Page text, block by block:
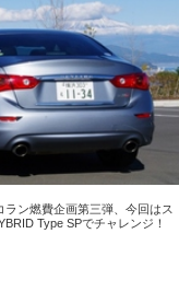
ラン燃費企画第三弾、今回はス
Type SPでチャレンジ！